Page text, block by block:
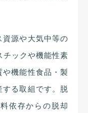
資源や大気中等の
チックや機能性素
機能性食品・製
する取組です。脱
依存からの脱却